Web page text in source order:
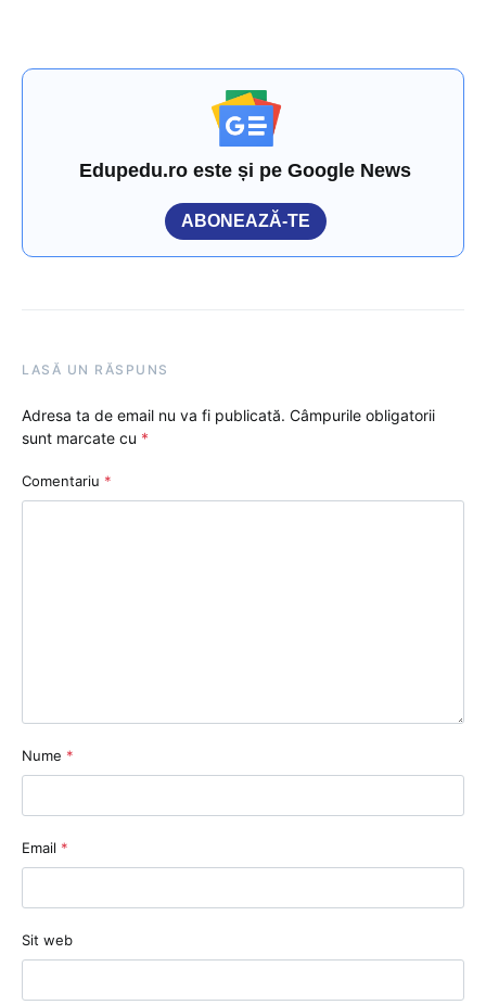
Edupedu.ro este și pe Google News
ABONEAZĂ-TE
LASĂ UN RĂSPUNS
Adresa ta de email nu va fi publicată. Câmpurile obligatorii
sunt marcate cu *
Comentariu *
Nume *
Email *
Sit web